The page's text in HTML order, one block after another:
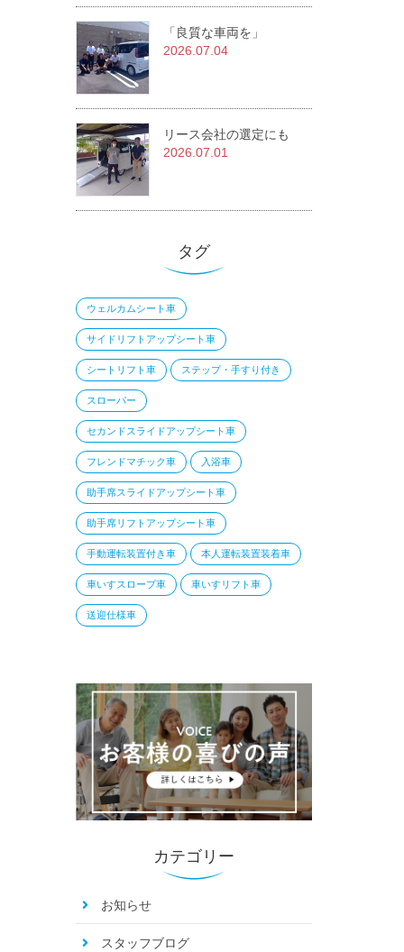
「良質な車両を」
2026.07.04
リース会社の選定にも
2026.07.01
タグ
ウェルカムシート車
サイドリフトアップシート車
シートリフト車 ステップ・手すり付き
スローパー
セカンドスライドアップシート車
フレンドマチック車 入浴車
助手席スライドアップシート車
助手席リフトアップシート車
手動運転装置付き車 本人運転装置装着車
車いすスロープ車 車いすリフト車
送迎仕様車
カテゴリー
お知らせ
スタッフブログ